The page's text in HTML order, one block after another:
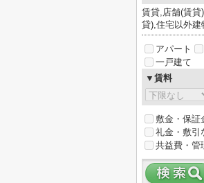
賃貸,店舗(賃貸
貸),住宅以外
アパート
一戸建て
▼賃料
敷金・保証
礼金・敷引
共益費・管